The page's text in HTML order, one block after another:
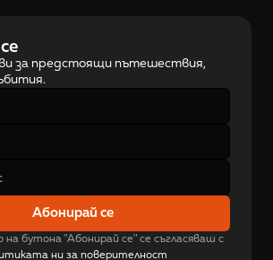
за предстоящи пътешествия,
Абонирай се
С натискането на бутона "Абонирай се" се съгласяваш с
ни за поверителност